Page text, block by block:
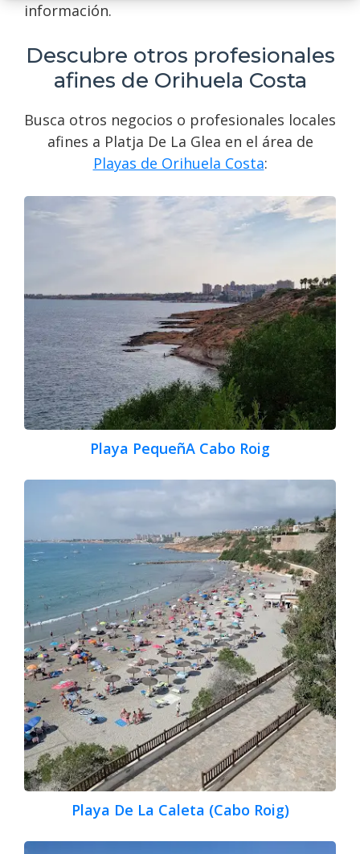
información.
Descubre otros profesionales
afines de Orihuela Costa
Busca otros negocios o profesionales locales
afines a Platja De La Glea en el área de
Playas de Orihuela Costa:
Playa PequeñA Cabo Roig
Playa De La Caleta (Cabo Roig)